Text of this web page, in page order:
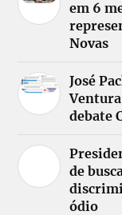
em 6
Novas
José
debate
de
ódio